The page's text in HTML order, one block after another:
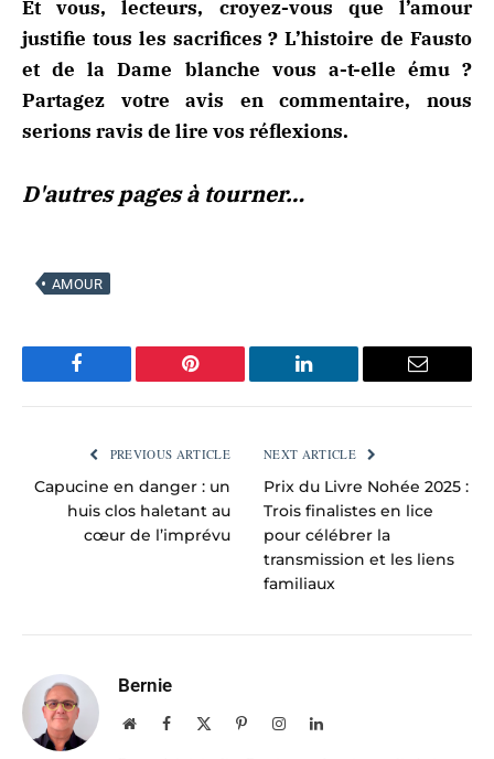
Et vous, lecteurs, croyez-vous que l’amour
justifie tous les sacrifices ? L’histoire de Fausto
et de la Dame blanche vous a-t-elle ému ?
Partagez votre avis en commentaire, nous
serions ravis de lire vos réflexions.
D'autres pages à tourner…
AMOUR
Facebook Pinterest LinkedIn Email
PREVIOUS ARTICLE
Capucine en danger : un
huis clos haletant au
cœur de l’imprévu
NEXT ARTICLE
Prix du Livre Nohée 2025 :
Trois finalistes en lice
pour célébrer la
transmission et les liens
familiaux
Bernie
WebsiteFacebook PinterestInstagramLinkedIn